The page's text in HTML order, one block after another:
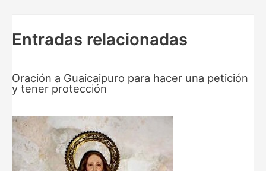
Entradas relacionadas
Oración a Guaicaipuro para hacer una petición
y tener protección